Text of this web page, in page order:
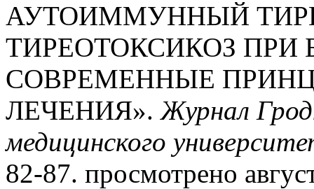
АУТОИММУННЫЙ
ТИРЕОТОКСИКОЗ ПРИ
СОВРЕМЕННЫЕ
ЛЕЧЕНИЯ». Журнал
медицинского
82-87. просмотрено